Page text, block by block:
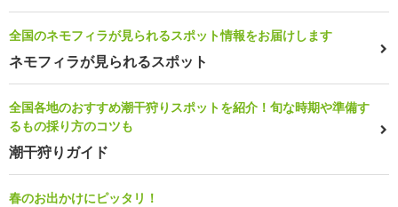
全国のネモフィラが見られるスポット情報をお届けします
ネモフィラが見られるスポット
全国各地のおすすめ潮干狩りスポットを紹介！旬な時期や準備す
るもの採り方のコツも
潮干狩りガイド
春のお出かけにピッタリ！